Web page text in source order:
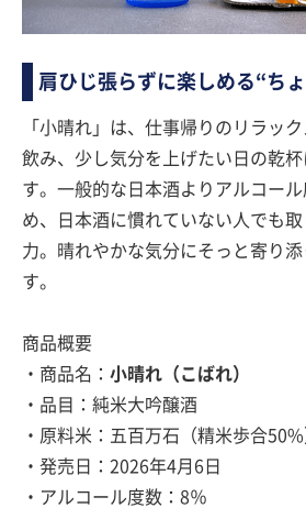
肩ひじ張らずに楽しめる“ち
「小晴れ」は、仕事帰りのリラッ
飲み、少し気分を上げたい日の乾
す。一般的な日本酒よりアルコー
め、日本酒に慣れていない人でも
力。晴れやかな気分にそっと寄り
す。
商品概要
・商品名： 小晴れ（こばれ）
・品目：純米大吟醸酒
・原料米：五百万石（精米歩合50%
・発売日：2026年4月6日
・アルコール度数：8％